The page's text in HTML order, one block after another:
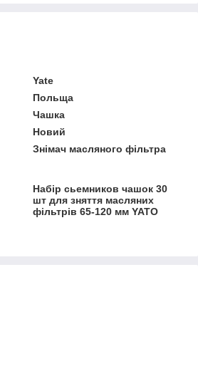
Yate
Польща
Чашка
Новий
Знімач масляного фільтра
Набір сьемников чашок 30
шт для зняття масляних
фільтрів 65-120 мм YATO